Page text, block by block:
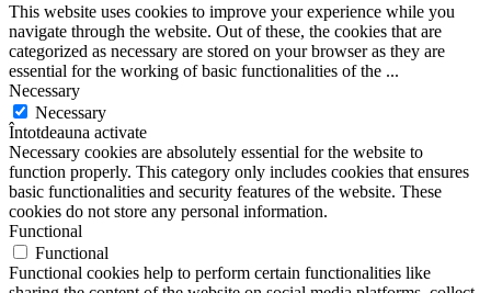
This website uses cookies to improve your experience while you
navigate through the website. Out of these, the cookies that are
categorized as necessary are stored on your browser as they are
essential for the working of basic functionalities of the ...
Necessary
Necessary
Întotdeauna activate
Necessary cookies are absolutely essential for the website to
function properly. This category only includes cookies that ensures
basic functionalities and security features of the website. These
cookies do not store any personal information.
Functional
Functional
Functional cookies help to perform certain functionalities like